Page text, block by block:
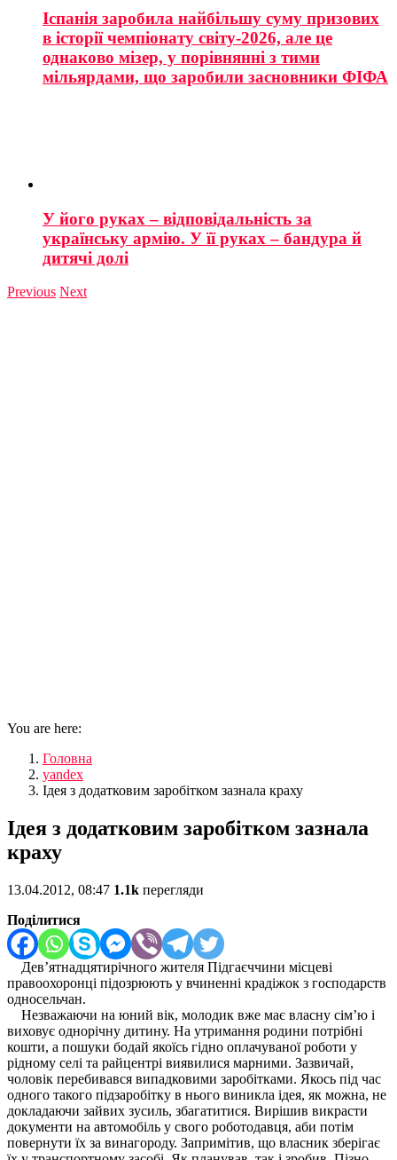
Іспанія заробила найбільшу суму призових
в історії чемпіонату світу-2026, але це
однаково мізер, у порівнянні з тими
мільярдами, що заробили засновники ФІФА
У його руках – відповідальність за
українську армію. У її руках – бандура й
дитячі долі
Previous Next
You are here:
Головна
yandex
Ідея з додатковим заробітком зазнала краху
Ідея з додатковим заробітком зазнала
краху
13.04.2012, 08:47 1.1k перегляди
Поділитися
Дев’ятнадцятирічного жителя Підгаєччини місцеві
правоохоронці підозрюють у вчиненні крадіжок з господарств
односельчан.
Незважаючи на юний вік, молодик вже має власну сім’ю і
виховує однорічну дитину. На утримання родини потрібні
кошти, а пошуки бодай якоїсь гідно оплачуваної роботи у
рідному селі та райцентрі виявилися марними. Зазвичай,
чоловік перебивався випадковими заробітками. Якось під час
одного такого підзаробітку в нього виникла ідея, як можна, не
докладаючи зайвих зусиль, збагатитися. Вирішив викрасти
документи на автомобіль у свого роботодавця, аби потім
повернути їх за винагороду. Запримітив, що власник зберігає